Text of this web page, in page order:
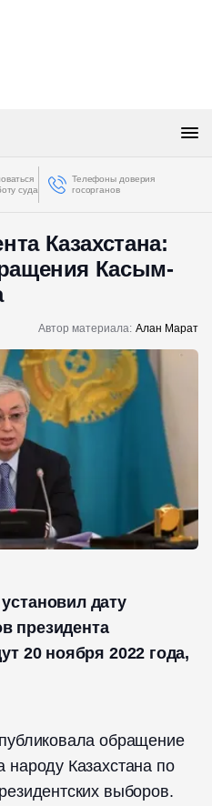
суда
Телефоны доверия
госорганов
Казахстана:
Касым-
Автор материала: Алан Марат
дату
президента
20 ноября 2022 года,
обращение
Казахстана по
выборов.